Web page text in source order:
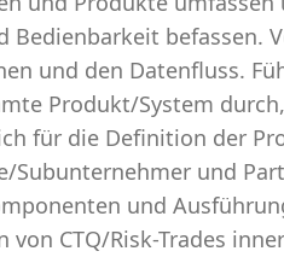
Bedienbarkeit befassen.
und den Datenfluss.
Produkt/System
für die Definition der
Subunternehmer und
und
von CTQ/Risk-Trades